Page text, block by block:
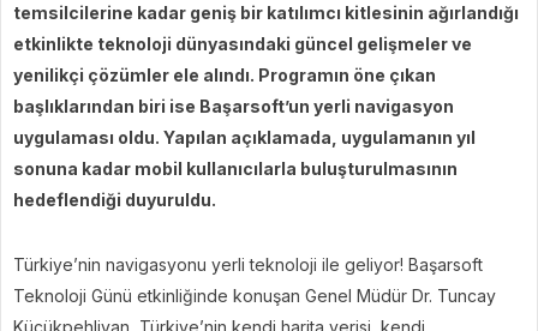
temsilcilerine kadar geniş bir katılımcı kitlesinin ağırlandığı
etkinlikte teknoloji dünyasındaki güncel gelişmeler ve
yenilikçi çözümler ele alındı. Programın öne çıkan
başlıklarından biri ise Başarsoft’un yerli navigasyon
uygulaması oldu. Yapılan açıklamada, uygulamanın yıl
sonuna kadar mobil kullanıcılarla buluşturulmasının
hedeflendiği duyuruldu.
Türkiye’nin navigasyonu yerli teknoloji ile geliyor! Başarsoft
Teknoloji Günü etkinliğinde konuşan Genel Müdür Dr. Tuncay
Küçükpehlivan, Türkiye’nin kendi harita verisi, kendi